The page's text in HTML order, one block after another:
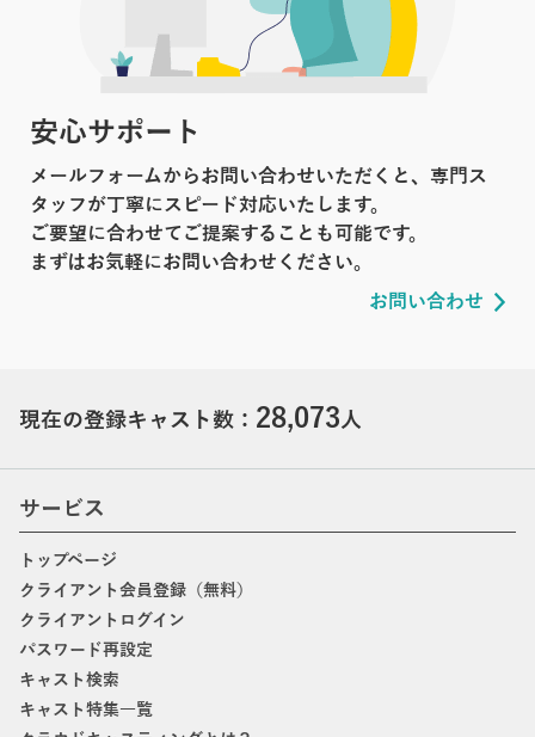
安心サポート
メールフォームからお問い合わせいただくと、専門ス
タッフが丁寧にスピード対応いたします。
ご要望に合わせてご提案することも可能です。
まずはお気軽にお問い合わせください。
お問い合わせ
現在の登録キャスト数： 28,073人
サービス
トップページ
クライアント会員登録（無料）
クライアントログイン
パスワード再設定
キャスト検索
キャスト特集一覧